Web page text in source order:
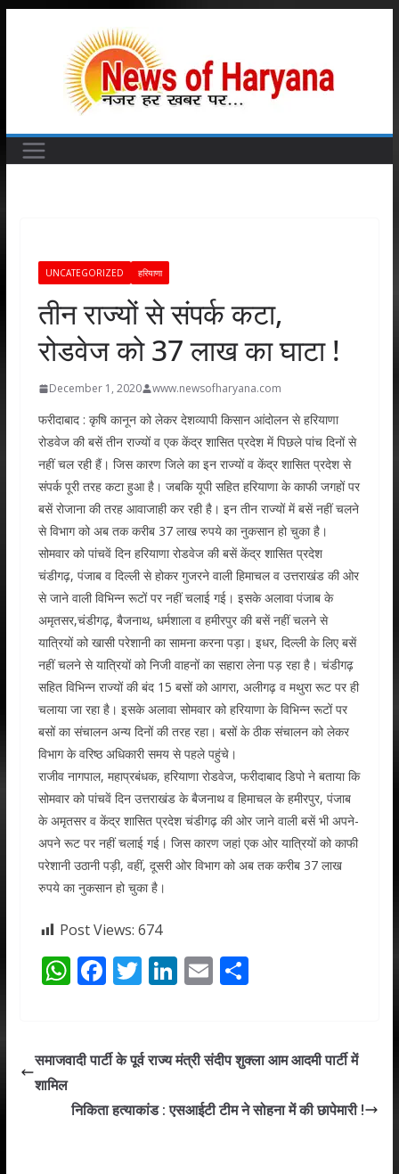
UNCATEGORIZED हरियाणा
तीन राज्यों से संपर्क कटा,
रोडवेज को 37 लाख का घाटा !
December 1, 2020 www.newsofharyana.com
फरीदाबाद : कृषि कानून को लेकर देशव्यापी किसान आंदोलन से हरियाणा
रोडवेज की बसें तीन राज्यों व एक केंद्र शासित प्रदेश में पिछले पांच दिनों से
नहीं चल रही हैं। जिस कारण जिले का इन राज्यों व केंद्र शासित प्रदेश से
संपर्क पूरी तरह कटा हुआ है। जबकि यूपी सहित हरियाणा के काफी जगहों पर
बसें रोजाना की तरह आवाजाही कर रही है। इन तीन राज्यों में बसें नहीं चलने
से विभाग को अब तक करीब 37 लाख रुपये का नुकसान हो चुका है।
सोमवार को पांचवें दिन हरियाणा रोडवेज की बसें केंद्र शासित प्रदेश
चंडीगढ़, पंजाब व दिल्ली से होकर गुजरने वाली हिमाचल व उत्तराखंड की ओर
से जाने वाली विभिन्न रूटों पर नहीं चलाई गई। इसके अलावा पंजाब के
अमृतसर,चंडीगढ़, बैजनाथ, धर्मशाला व हमीरपुर की बसें नहीं चलने से
यात्रियों को खासी परेशानी का सामना करना पड़ा। इधर, दिल्ली के लिए बसें
नहीं चलने से यात्रियों को निजी वाहनों का सहारा लेना पड़ रहा है। चंडीगढ़
सहित विभिन्न राज्यों की बंद 15 बसों को आगरा, अलीगढ़ व मथुरा रूट पर ही
चलाया जा रहा है। इसके अलावा सोमवार को हरियाणा के विभिन्न रूटों पर
बसों का संचालन अन्य दिनों की तरह रहा। बसों के ठीक संचालन को लेकर
विभाग के वरिष्ठ अधिकारी समय से पहले पहुंचे।
राजीव नागपाल, महाप्रबंधक, हरियाणा रोडवेज, फरीदाबाद डिपो ने बताया कि
सोमवार को पांचवें दिन उत्तराखंड के बैजनाथ व हिमाचल के हमीरपुर, पंजाब
के अमृतसर व केंद्र शासित प्रदेश चंडीगढ़ की ओर जाने वाली बसें भी अपने-
अपने रूट पर नहीं चलाई गई। जिस कारण जहां एक ओर यात्रियों को काफी
परेशानी उठानी पड़ी, वहीं, दूसरी ओर विभाग को अब तक करीब 37 लाख
रुपये का नुकसान हो चुका है।
Post Views: 674
W
s
p
F
b
o
T
er
Li
e
n
E
l
S
e
समाजवादी पार्टी के पूर्व राज्य मंत्री संदीप शुक्ला आम आदमी पार्टी में
शामिल
निकिता हत्याकांड : एसआईटी टीम ने सोहना में की छापेमारी !